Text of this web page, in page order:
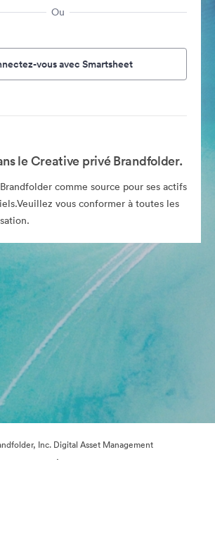
Ou
vous avec Smartsheet
le Creative privé Brandfolder.
comme source pour ses actifs
vous conformer à toutes les
Inc. Digital Asset Management
·